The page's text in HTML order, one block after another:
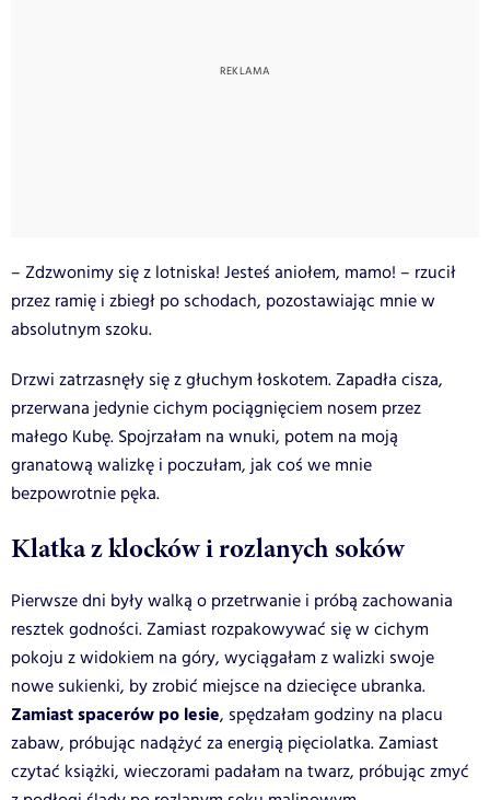
– Zdzwonimy się z lotniska! Jesteś aniołem, mamo! – rzucił
przez ramię i zbiegł po schodach, pozostawiając mnie w
absolutnym szoku.
Drzwi zatrzasnęły się z głuchym łoskotem. Zapadła cisza,
przerwana jedynie cichym pociągnięciem nosem przez
małego Kubę. Spojrzałam na wnuki, potem na moją
granatową walizkę i poczułam, jak coś we mnie
bezpowrotnie pęka.
Klatka z klocków i rozlanych soków
Pierwsze dni były walką o przetrwanie i próbą zachowania
resztek godności. Zamiast rozpakowywać się w cichym
pokoju z widokiem na góry, wyciągałam z walizki swoje
nowe sukienki, by zrobić miejsce na dziecięce ubranka.
Zamiast spacerów po lesie, spędzałam godziny na placu
zabaw, próbując nadążyć za energią pięciolatka. Zamiast
czytać książki, wieczorami padałam na twarz, próbując zmyć